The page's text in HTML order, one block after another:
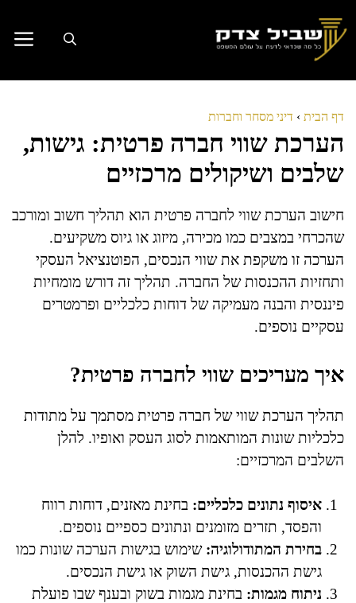
לתוכן
דף הבית › דיני מסחר וחברות
הערכת שווי חברה פרטית: גישות,
שלבים ושיקולים מרכזיים
חישוב הערכת שווי לחברה פרטית הוא תהליך חשוב ומורכב
שהכרחי במצבים כמו מכירה, מיזוג או גיוס משקיעים.
הערכה זו משקפת את שווי הנכסים, הפוטנציאל העסקי
ותחזיות ההכנסות של החברה. תהליך זה דורש מומחיות
פיננסית והבנה מעמיקה של דוחות כלכליים ופרמטרים
עסקיים נוספים.
איך מעריכים שווי לחברה פרטית?
תהליך הערכת שווי של חברה פרטית מסתמך על מתודות
כלכליות שונות המותאמות לסוג העסק ואופיו. להלן
השלבים המרכזיים:
איסוף נתונים כלכליים: בחינת מאזנים, דוחות רווח
והפסד, תזרים מזומנים ונתונים כספיים נוספים.
בחירת המתודולוגיה: שימוש בגישות הערכה שונות כמו
גישת ההכנסות, גישת השוק או גישת הנכסים.
ניתוח מגמות: בחינת מגמות בשוק ובענף שבו פועלת